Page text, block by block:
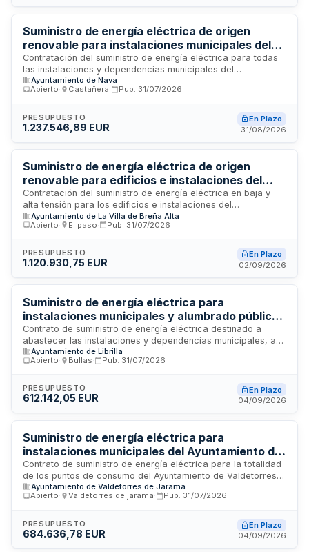
Suministro de energía eléctrica de origen
renovable para instalaciones municipales del
Ayuntamiento de Nava
Contratación del suministro de energía eléctrica para todas
las instalaciones y dependencias municipales del
Ayuntamiento de Nava. El suministro debe ser de origen cien
por cien renovable, conforme a criterios de sostenibilidad y
de elaboración y entrega de inventario de suministros
eléctricos y un servicio de dimensionamiento de
normativa de contratación pública y las directivas europeas
de eficiencia energética.
Ayuntamiento de Nava
Abierto
Castañera Pub. 31/07/2026
PRESUPUESTO
1.237.546,89 EUR
En Plazo
31/08/2026
Suministro de energía eléctrica de origen
renovable para edificios e instalaciones del
Ayuntamiento de la Villa de Breña Alta
Contratación del suministro de energía eléctrica en baja y
alta tensión para los edificios e instalaciones del
Ayuntamiento de la Villa de Breña Alta. El suministro debe ser
de origen cien por cien renovable, conforme a criterios de
normativa europea. El contrato incluye la gestión
administrativa, facturación, atención de incidencias y
de las instalaciones municipales y la prestación de servicios
públicos.
Ayuntamiento de La Villa de Breña Alta
Abierto
El paso Pub. 31/07/2026
PRESUPUESTO
1.120.930,75 EUR
En Plazo
02/09/2026
Suministro de energía eléctrica para
instalaciones municipales y alumbrado público
del Ayuntamiento de Librilla
Contrato de suministro de energía eléctrica destinado a
abastecer las instalaciones y dependencias municipales, así
como el sistema de alumbrado público del Ayuntamiento de
Librilla. La adjudicación se realizará mediante procedimiento
vigencia inicial de un año, prorrogable por dos períodos
anuales adicionales, hasta un máximo de tres años. Se
a los requisitos establecidos en la normativa de contratos
del sector público.
Ayuntamiento de Librilla
Abierto
Bullas Pub. 31/07/2026
PRESUPUESTO
612.142,05 EUR
En Plazo
04/09/2026
Suministro de energía eléctrica para
instalaciones municipales del Ayuntamiento de
Valdetorres de Jarama
Contrato de suministro de energía eléctrica para la totalidad
de los puntos de consumo del Ayuntamiento de Valdetorres
de Jarama, incluyendo edificios municipales, instalaciones y
alumbrado público. Se trata de una prestación recurrente y
El consumo anual estimado es de 764.653 kWh. La
adjudicación se realizará mediante procedimiento abierto en
Ayuntamiento de Valdetorres de Jarama
Abierto
Valdetorres de jarama Pub. 31/07/2026
PRESUPUESTO
684.636,78 EUR
En Plazo
04/09/2026